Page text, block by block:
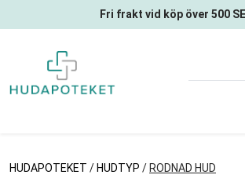
Fri frakt vid köp över 500
HUDAPOTEKET / HUDTYP / RODNAD HUD